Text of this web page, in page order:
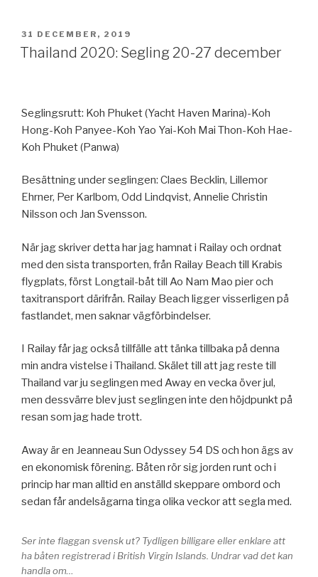
PUBLICERAT
31 DECEMBER, 2019
Thailand 2020: Segling 20-27 december
Seglingsrutt: Koh Phuket (Yacht Haven Marina)-Koh
Hong-Koh Panyee-Koh Yao Yai-Koh Mai Thon-Koh Hae-
Koh Phuket (Panwa)
Besättning under seglingen: Claes Becklin, Lillemor
Ehrner, Per Karlbom, Odd Lindqvist, Annelie Christin
Nilsson och Jan Svensson.
När jag skriver detta har jag hamnat i Railay och ordnat
med den sista transporten, från Railay Beach till Krabis
flygplats, först Longtail-båt till Ao Nam Mao pier och
taxitransport därifrån. Railay Beach ligger visserligen på
fastlandet, men saknar vägförbindelser.
I Railay får jag också tillfälle att tänka tillbaka på denna
min andra vistelse i Thailand. Skälet till att jag reste till
Thailand var ju seglingen med Away en vecka över jul,
men dessvärre blev just seglingen inte den höjdpunkt på
resan som jag hade trott.
Away är en Jeanneau Sun Odyssey 54 DS och hon ägs av
en ekonomisk förening. Båten rör sig jorden runt och i
princip har man alltid en anställd skeppare ombord och
sedan får andelsägarna tinga olika veckor att segla med.
Ser inte flaggan svensk ut? Tydligen billigare eller enklare att
ha båten registrerad i British Virgin Islands. Undrar vad det kan
handla om…